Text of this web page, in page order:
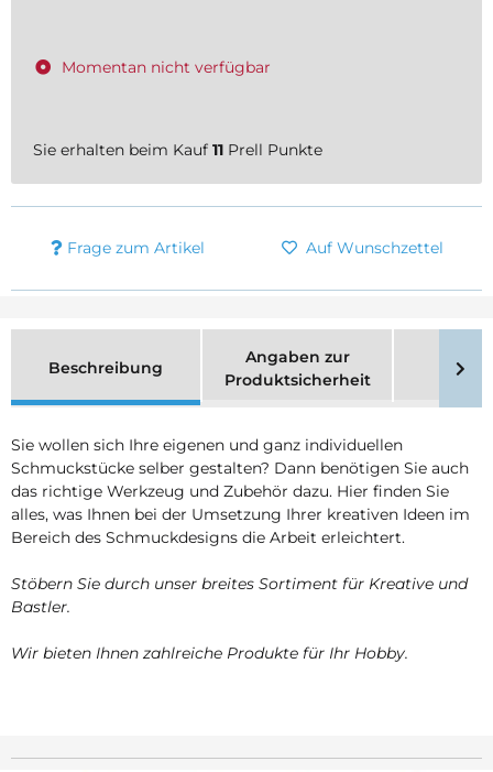
Momentan nicht verfügbar
Sie erhalten beim Kauf 11 Prell Punkte
Frage zum Artikel Auf Wunschzettel
Beschreibung
Angaben zur
Produktsicherheit
Sie wollen sich Ihre eigenen und ganz individuellen
Schmuckstücke selber gestalten? Dann benötigen Sie auch
das richtige Werkzeug und Zubehör dazu. Hier finden Sie
alles, was Ihnen bei der Umsetzung Ihrer kreativen Ideen im
Bereich des Schmuckdesigns die Arbeit erleichtert.
Stöbern Sie durch unser breites Sortiment für Kreative und
Bastler.
Wir bieten Ihnen zahlreiche Produkte für Ihr Hobby.